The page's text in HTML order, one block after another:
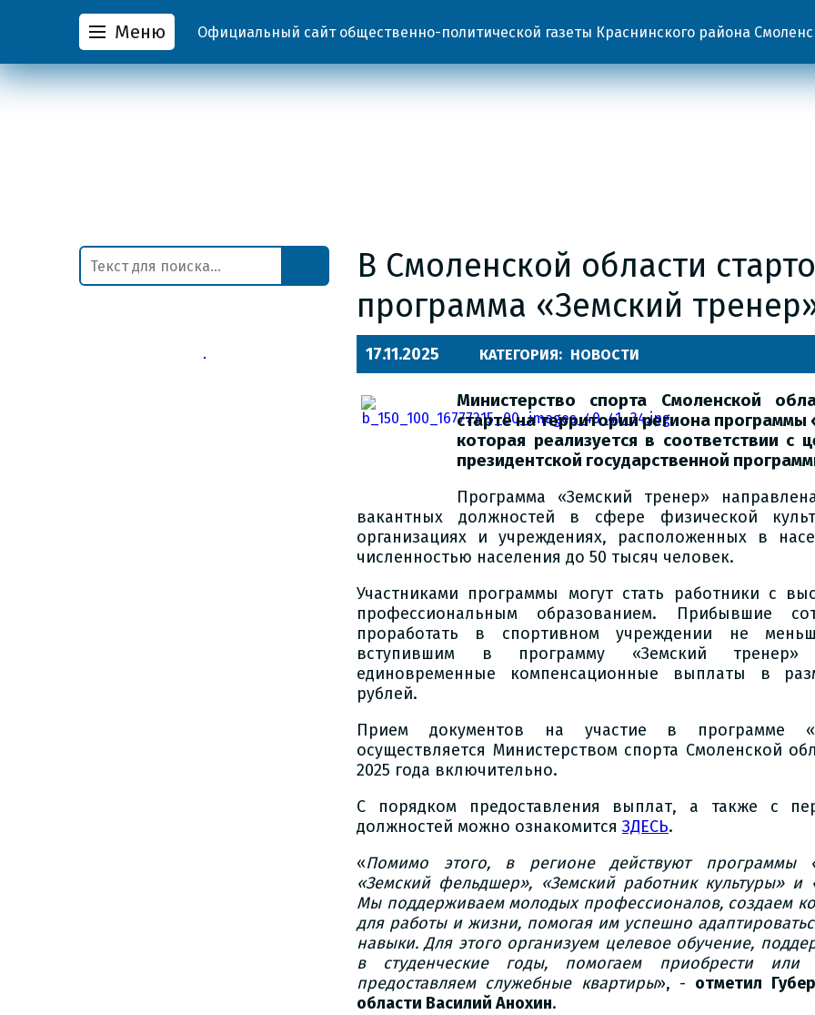
Меню Официальный сайт общественно-политической газеты Краснинского района
В Смоленской области
программа «Земский
17.11.2025 КАТЕГОРИЯ: НОВОСТИ
Министерство спорта Смоленской
старте на территории региона программы
которая реализуется в соответствии с
президентской государственной
Программа «Земский тренер»
вакантных должностей в сфере физической
организациях и учреждениях, расположенных в
численностью населения до 50 тысяч человек.
Участниками программы могут стать работники с
профессиональным образованием. Прибывшие
проработать в спортивном учреждении не
вступившим в программу «Земский тренер»
единовременные компенсационные выплаты в
рублей.
Прием документов на участие в программе
осуществляется Министерством спорта Смоленской
2025 года включительно.
С порядком предоставления выплат, а также с
должностей можно ознакомится ЗДЕСЬ.
«Помимо этого, в регионе действуют программы
«Земский фельдшер», «Земский работник культуры» и
Мы поддерживаем молодых профессионалов, создаем
для работы и жизни, помогая им успешно
навыки. Для этого организуем целевое обучение,
в студенческие годы, помогаем приобрести или
предоставляем служебные квартиры», - отметил
области Василий Анохин.